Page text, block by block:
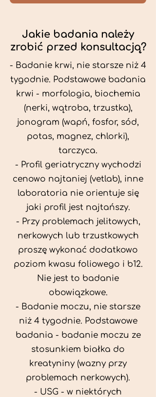
Jakie badania należy
zrobić przed konsultacją?
- Badanie krwi, nie starsze niż 4
tygodnie. Podstawowe badania
krwi - morfologia, biochemia
(nerki, wątroba, trzustka),
jonogram (wapń, fosfor, sód,
potas, magnez, chlorki),
tarczyca.
- Profil geriatryczny wychodzi
cenowo najtaniej (vetlab), inne
laboratoria nie orientuje się
jaki profil jest najtańszy.
- Przy problemach jelitowych,
nerkowych lub trzustkowych
proszę wykonać dodatkowo
poziom kwasu foliowego i b12.
Nie jest to badanie
obowiązkowe.
- Badanie moczu, nie starsze
niż 4 tygodnie. Podstawowe
badania - badanie moczu ze
stosunkiem białka do
kreatyniny (wazny przy
problemach nerkowych).
- USG - w niektórych